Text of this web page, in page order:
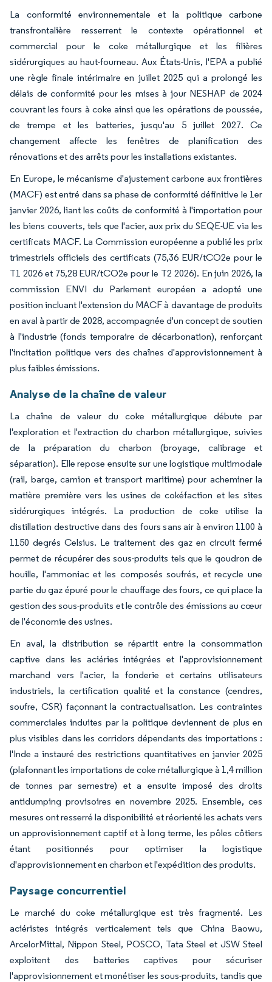
La conformité environnementale et la politique carbone
transfrontalière resserrent le contexte opérationnel et
commercial pour le coke métallurgique et les filières
sidérurgiques au haut-fourneau. Aux États-Unis, l'EPA a publié
une règle finale intérimaire en juillet 2025 qui a prolongé les
délais de conformité pour les mises à jour NESHAP de 2024
couvrant les fours à coke ainsi que les opérations de poussée,
de trempe et les batteries, jusqu'au 5 juillet 2027. Ce
changement affecte les fenêtres de planification des
rénovations et des arrêts pour les installations existantes.
En Europe, le mécanisme d'ajustement carbone aux frontières
(MACF) est entré dans sa phase de conformité définitive le 1er
janvier 2026, liant les coûts de conformité à l'importation pour
les biens couverts, tels que l'acier, aux prix du SEQE-UE via les
certificats MACF. La Commission européenne a publié les prix
trimestriels officiels des certificats (75,36 EUR/tCO2e pour le
T1 2026 et 75,28 EUR/tCO2e pour le T2 2026). En juin 2026, la
commission ENVI du Parlement européen a adopté une
position incluant l'extension du MACF à davantage de produits
en aval à partir de 2028, accompagnée d'un concept de soutien
à l'industrie (fonds temporaire de décarbonation), renforçant
l'incitation politique vers des chaînes d'approvisionnement à
plus faibles émissions.
Analyse de la chaîne de valeur
La chaîne de valeur du coke métallurgique débute par
l'exploration et l'extraction du charbon métallurgique, suivies
de la préparation du charbon (broyage, calibrage et
séparation). Elle repose ensuite sur une logistique multimodale
(rail, barge, camion et transport maritime) pour acheminer la
matière première vers les usines de cokéfaction et les sites
sidérurgiques intégrés. La production de coke utilise la
distillation destructive dans des fours sans air à environ 1100 à
1150 degrés Celsius. Le traitement des gaz en circuit fermé
permet de récupérer des sous-produits tels que le goudron de
houille, l'ammoniac et les composés soufrés, et recycle une
partie du gaz épuré pour le chauffage des fours, ce qui place la
gestion des sous-produits et le contrôle des émissions au cœur
de l'économie des usines.
En aval, la distribution se répartit entre la consommation
captive dans les aciéries intégrées et l'approvisionnement
marchand vers l'acier, la fonderie et certains utilisateurs
industriels, la certification qualité et la constance (cendres,
soufre, CSR) façonnant la contractualisation. Les contraintes
commerciales induites par la politique deviennent de plus en
plus visibles dans les corridors dépendants des importations :
l'Inde a instauré des restrictions quantitatives en janvier 2025
(plafonnant les importations de coke métallurgique à 1,4 million
de tonnes par semestre) et a ensuite imposé des droits
antidumping provisoires en novembre 2025. Ensemble, ces
mesures ont resserré la disponibilité et réorienté les achats vers
un approvisionnement captif et à long terme, les pôles côtiers
étant positionnés pour optimiser la logistique
d'approvisionnement en charbon et l'expédition des produits.
Paysage concurrentiel
Le marché du coke métallurgique est très fragmenté. Les
aciéristes intégrés verticalement tels que China Baowu,
ArcelorMittal, Nippon Steel, POSCO, Tata Steel et JSW Steel
exploitent des batteries captives pour sécuriser
l'approvisionnement et monétiser les sous-produits, tandis que